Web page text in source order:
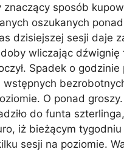
sposób
oszukanych
dzisiejszej sesji daje
wliczając
Spadek o
O ponad groszy.
do funta
iż bieżącym
sesji na poziomie.